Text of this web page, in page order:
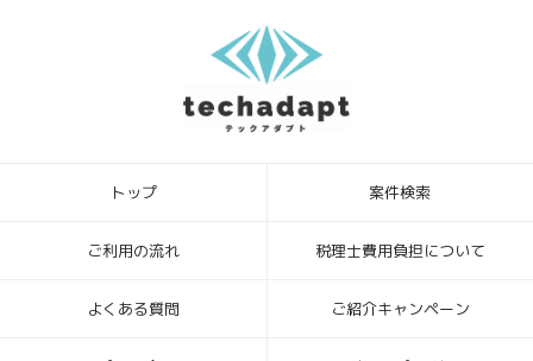
テックアダプト会員登録者様が、当社に個人情報を提供されるかどう
かは、任意によるものです。ただし、必要な情報をご提供いただけな
い場合、上記1.の利用目的の達成に支障がでる場合があります。
6．本Webサイトへアクセスしたことを契機として機械的に取得される
[お問合せ・苦情相談窓口]
〒104-0032 東京都中央区八丁堀4丁目1番3号 宝町TATUMIビル 2F
TEL ： 03-6683-8664 FAX ： 03-6683-8665
トップ 案件検索
ご利用の流れ 税理士費用負担について
よくある質問 ご紹介キャンペーン